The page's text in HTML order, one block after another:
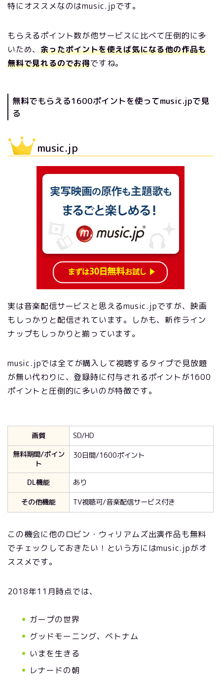
特にオススメなのはmusic.jpです。
もらえるポイント数が他サービスに比べて圧倒的に多
いため、余ったポイントを使えば気になる他の作品も
無料で見れるのでお得ですね。
無料でもらえる1600ポイントを使ってmusic.jpで見
る
music.jp
実は音楽配信サービスと思えるmusic.jpですが、映画
もしっかりと配信されています。しかも、新作ライン
ナップもしっかりと揃っています。
music.jpでは全てが購入して視聴するタイプで見放題
が無い代わりに、登録時に付与されるポイントが1600
ポイントと圧倒的に多いのが特徴です。
画質
SD/HD
無料期間/ポイン
ト
30日間/1600ポイント
DL機能
あり
その他機能
TV視聴可/音楽配信サービス付き
この機会に他のロビン・ウィリアムズ出演作品も無料
でチェックしておきたい！という方にはmusic.jpがオ
ススメです。
2018年11月時点では、
ガープの世界
グッドモーニング、ベトナム
いまを生きる
レナードの朝